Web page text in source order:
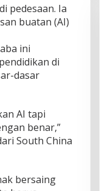
pedesaan. Ia
buatan (AI)
ini
di
dasar
AI tapi
benar,”
South China
bersaing